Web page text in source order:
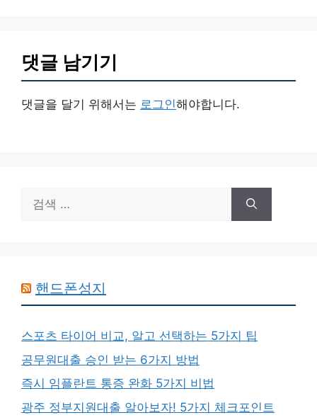
댓글 남기기
댓글을 달기 위해서는 로그인해야합니다.
색:
핸드폰성지
스포츠 타이어 비교, 알고 선택하는 5가지 팁
공무원대출 승인 받는 6가지 방법
즉시 임플란트 통증 완화 5가지 비법
광주 정부지원대출 알아보자! 5가지 체크포인트